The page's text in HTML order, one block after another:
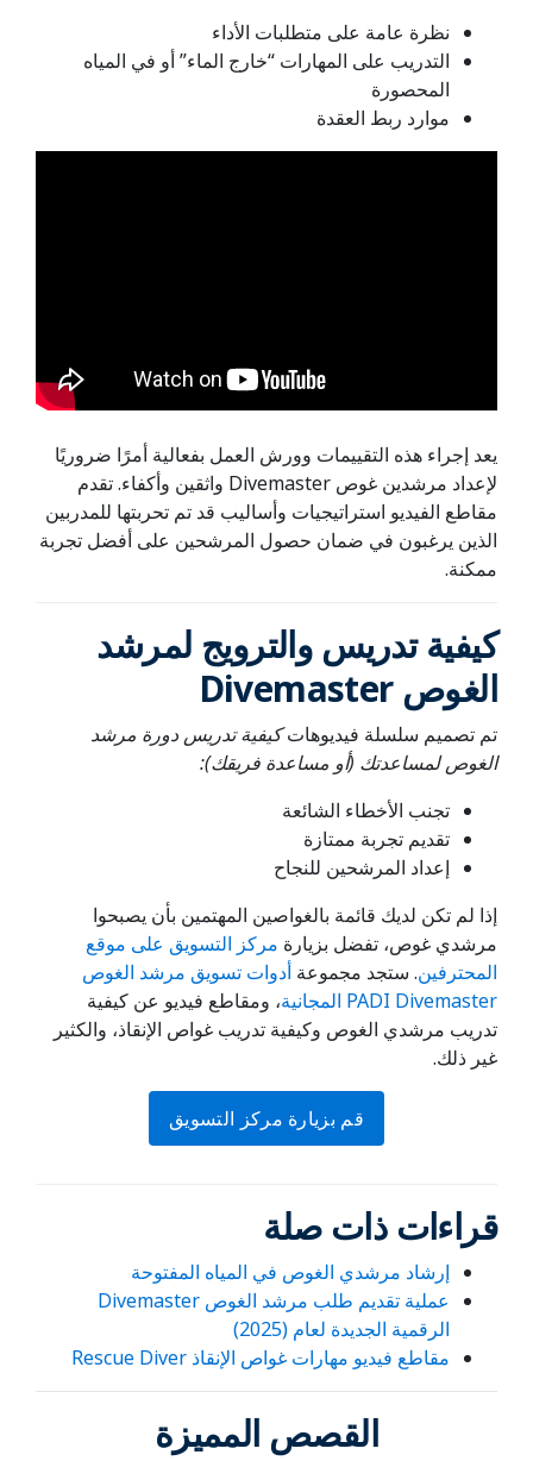
نظرة عامة على متطلبات الأداء
التدريب على المهارات “خارج الماء” أو في المياه
المحصورة
موارد ربط العقدة
يعد إجراء هذه التقييمات وورش العمل بفعالية أمرًا ضروريًا
لإعداد مرشدين غوص Divemaster واثقين وأكفاء. تقدم
مقاطع الفيديو استراتيجيات وأساليب قد تم تحربتها للمدربين
الذين يرغبون في ضمان حصول المرشحين على أفضل تجربة
ممكنة.
كيفية تدريسوالترويج لمرشد
الغوص Divemaster
تم تصميم سلسلة فيديوهاتكيفية تدريس دورة مرشد
الغوص لمساعدتك (أو مساعدة فريقك):
تجنب الأخطاء الشائعة
تقديم تجربة ممتازة
إعداد المرشحين للنجاح
إذا لم تكن لديك قائمة بالغواصين المهتمين بأن يصبحوا
مرشدي غوص، تفضل بزيارةمركز التسويق على موقع
المحترفين . ستجد مجموعةأدوات تسويق مرشد الغوص
PADI Divemaster المجانية
، ومقاطع فيديو عن كيفية
تدريب مرشدي الغوص وكيفية تدريب غواص الإنقاذ، والكثير
غير ذلك.
قم بزيارة مركز التسويق
قراءات ذات صلة
إرشاد مرشدي الغوص في المياه المفتوحة
عملية تقديم طلب مرشد الغوص Divemaster
الرقمية الجديدة لعام (2025)
مقاطع فيديو مهارات غواص الإنقاذ Rescue Diver
القصص المميزة